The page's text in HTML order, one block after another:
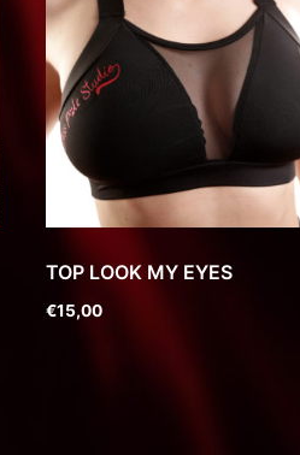
TOP LOOK MY EYES
€15,00